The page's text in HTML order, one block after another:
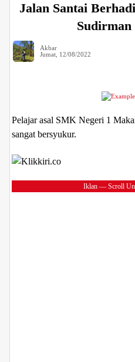
Jalan Santai
Sudirman
Akbar
Jumat, 12/08/2022
Pelajar asal SMK Negeri 1
sangat bersyukur.
Iklan — Scroll